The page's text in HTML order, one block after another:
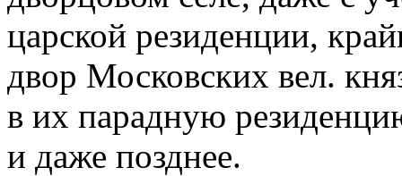
царской резиденции,
двор Московских вел.
в их парадную
и даже позднее.